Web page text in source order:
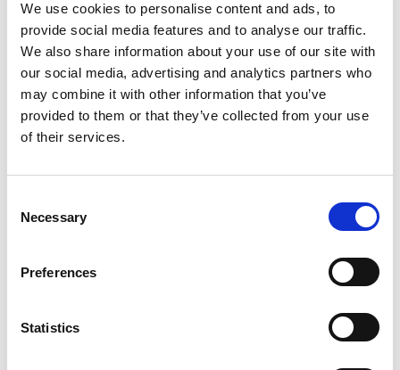
We use cookies to personalise content and ads, to
provide social media features and to analyse our traffic.
We also share information about your use of our site with
our social media, advertising and analytics partners who
may combine it with other information that you’ve
provided to them or that they’ve collected from your use
of their services.
Selection
Necessary
Preferences
Statistics
生いわしの背骨を除いて、下処理する。
ジャガイモの皮をむいて薄く切り、沸騰しているお
湯で30秒ゆがく。
ジャガイモ、いわし、モッツァレッラ、トマトの層
を3層重ねてトルティーノを形作る。
ジャガイモ、アンチョビ、モッツァレッラ、トマト
の層を3層重ねてトルティーノを形作る。
180°のオーブンで約12分間焼く。
りおろした新鮮なライムと合わせ、フライパンでキ
仕上げる。